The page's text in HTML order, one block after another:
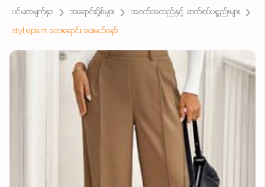
ပင်မစာမျက်နှာ အရောင်းပို့စ်များ
အဝတ်အထည်နှင့် ဆက်စပ်ပစ္စည်းများ
stylepant လေးရောင်း ပေးမယ်နော်